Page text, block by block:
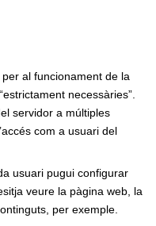
al funcionament de la
necessàries”.
servidor a múltiples
com a usuari del
usuari pugui configurar
veure la pàgina web, la
per exemple.